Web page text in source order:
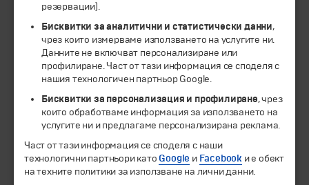
© 1994-2026 Бохемия ООД.Всички права запазени.
резервации).
Бисквитки за аналитични и статистически данни,
чрез които измерваме използването на услугите ни.
Данните не включват персонализиране или
профилиране. Част от тази информация се споделя с
нашия технологичен партньор Google.
Бисквитки за персонализация и профилиране, чрез
които обработваме информация за използването на
услугите ни и предлагаме персонализирана реклама.
Част от тази информация се споделя с наши
технологични партньори като Google и Facebook и е обект
на техните политики за използване на лични данни.